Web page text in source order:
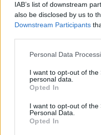
IAB’s list of downstream
also be disclosed by us to
Downstream Participants
Personal Data
I want to opt-out of the
personal data.
Opted In
I want to opt-out of the
Personal Data.
Opted In
Vous aimez chanter,
Télécharger
Télécharger légalement
Trouver des vinyles et
Trouver un instrument
meilleur prix sur